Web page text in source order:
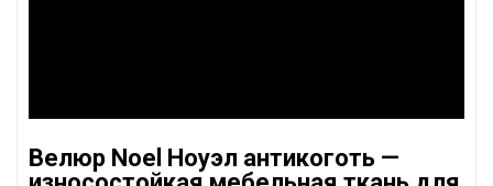
Велюр Noel Ноуэл антикоготь —